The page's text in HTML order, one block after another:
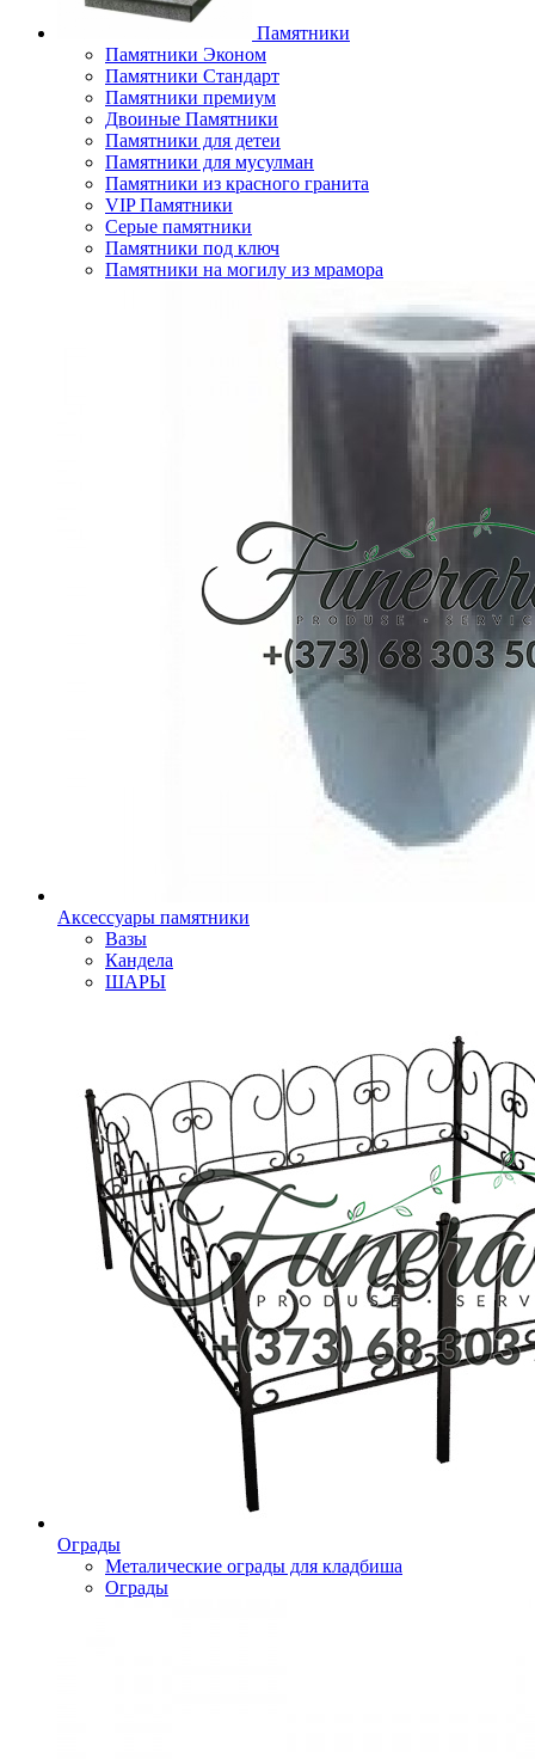
Памятники
Памятники Эконом
Памятники Стандарт
Памятники премиум
Двоиные Памятники
Памятники для детеи
Памятники для мусулман
Памятники из красного гранита
VIP Памятники
Серые памятники
Памятники под ключ
Памятники на могилу из мрамора
Аксессуары памятники
Вазы
Кандела
ШАРЫ
Ограды
Металические ограды для кладбиша
Ограды